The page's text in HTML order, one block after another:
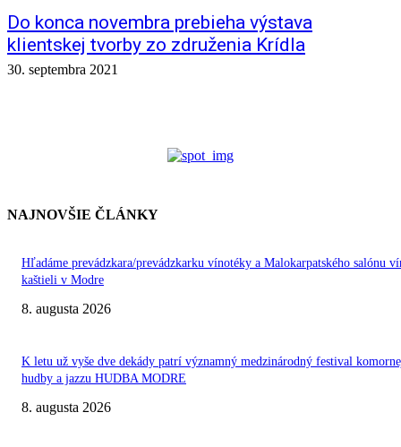
Do konca novembra prebieha výstava
klientskej tvorby zo združenia Krídla
30. septembra 2021
NAJNOVŠIE ČLÁNKY
Hľadáme prevádzkara/prevádzkarku vínotéky a Malokarpatského salónu
kaštieli v Modre
8. augusta 2026
K letu už vyše dve dekády patrí významný medzinárodný festival
hudby a jazzu HUDBA MODRE
8. augusta 2026